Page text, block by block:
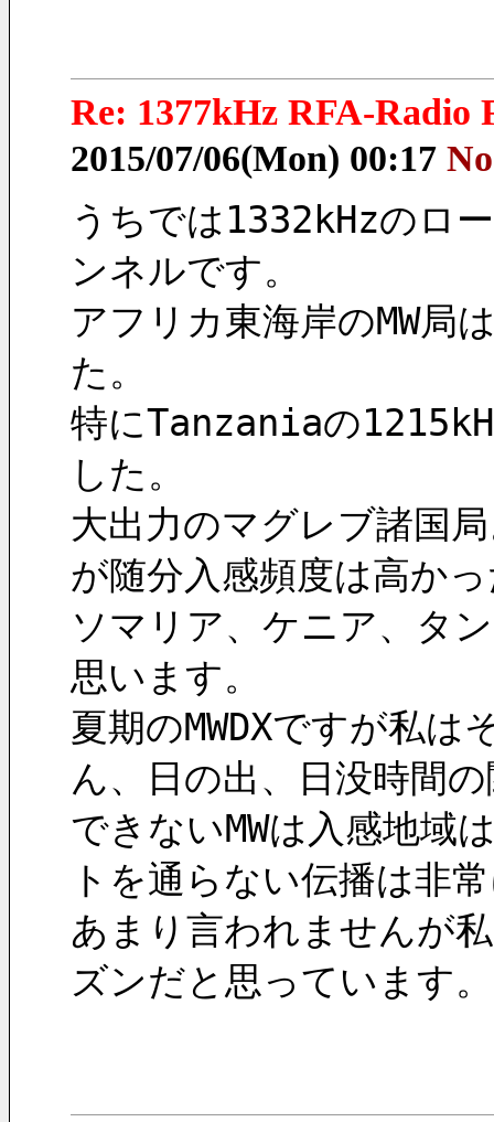
Re: 1377kHz RFA-Radio
2015/07/06(Mon) 00:17
うちでは1332kHzのロ
ンネルです。
アフリカ東海岸のMW局
た。
特にTanzaniaの
した。
大出力のマグレブ諸国
が随分入感頻度は高か
ソマリア、ケニア、タ
思います。
夏期のMWDXですが私
ん、日の出、日没時間
できないMWは入感地域
トを通らない伝播は非
あまり言われませんが
ズンだと思っています。